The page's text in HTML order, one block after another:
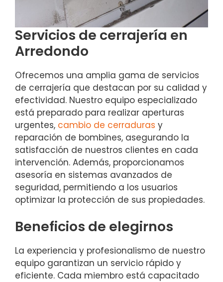
Servicios de cerrajería en
Arredondo
Ofrecemos una amplia gama de servicios
de cerrajería que destacan por su calidad y
efectividad. Nuestro equipo especializado
está preparado para realizar aperturas
urgentes, cambio de cerraduras y
reparación de bombines, asegurando la
satisfacción de nuestros clientes en cada
intervención. Además, proporcionamos
asesoría en sistemas avanzados de
seguridad, permitiendo a los usuarios
optimizar la protección de sus propiedades.
Beneficios de elegirnos
La experiencia y profesionalismo de nuestro
equipo garantizan un servicio rápido y
eficiente. Cada miembro está capacitado